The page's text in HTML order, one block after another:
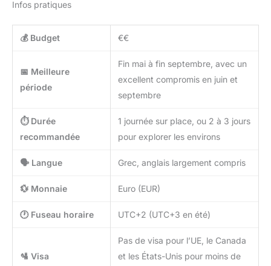
Infos pratiques
💰 Budget €€
📅 Meilleure
période
Fin mai à fin septembre, avec un
excellent compromis en juin et
septembre
⏱️ Durée
recommandée
1 journée sur place, ou 2 à 3 jours
pour explorer les environs
🗣️ Langue Grec, anglais largement compris
💱 Monnaie Euro (EUR)
🕐 Fuseau horaire UTC+2 (UTC+3 en été)
🛂 Visa
Pas de visa pour l’UE, le Canada
et les États-Unis pour moins de